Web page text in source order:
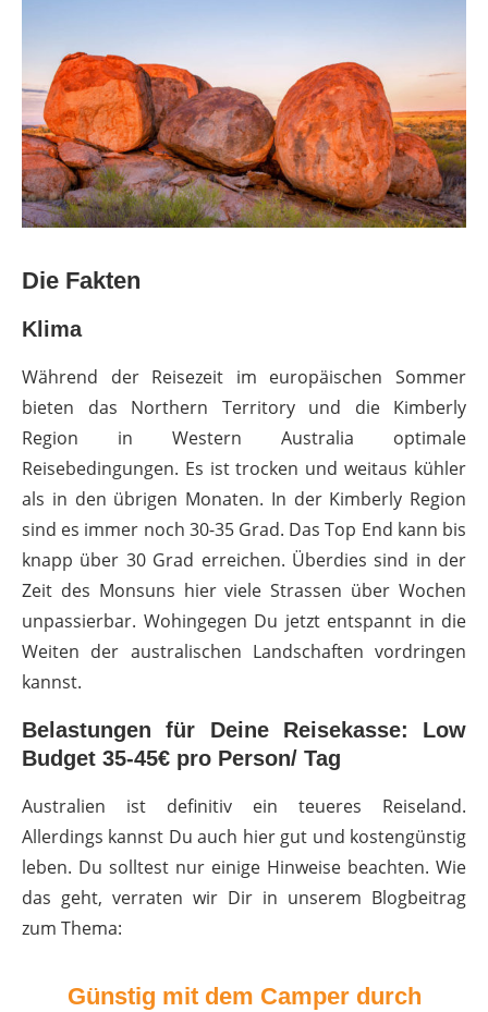
Die Fakten
Klima
Während der Reisezeit im europäischen Sommer
bieten das Northern Territory und die Kimberly
Region in Western Australia optimale
Reisebedingungen. Es ist trocken und weitaus kühler
als in den übrigen Monaten. In der Kimberly Region
sind es immer noch 30-35 Grad. Das Top End kann bis
knapp über 30 Grad erreichen. Überdies sind in der
Zeit des Monsuns hier viele Strassen über Wochen
unpassierbar. Wohingegen Du jetzt entspannt in die
Weiten der australischen Landschaften vordringen
kannst.
Belastungen für Deine Reisekasse: Low
Budget 35-45€ pro Person/ Tag
Australien ist definitiv ein teueres Reiseland.
Allerdings kannst Du auch hier gut und kostengünstig
leben. Du solltest nur einige Hinweise beachten. Wie
das geht, verraten wir Dir in unserem Blogbeitrag
zum Thema:
Günstig mit dem Camper durch